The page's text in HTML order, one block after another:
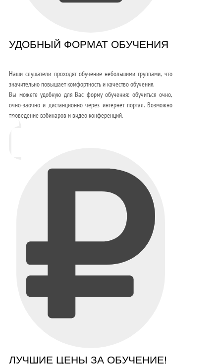
УДОБНЫЙ ФОРМАТ ОБУЧЕНИЯ
Наши слушатели проходят обучение небольшими группами, что
значительно повышает комфортность и качество обучения.
Вы можете удобную для Вас форму обучения: обучиться очно,
очно-заочно и дистанционно через интернет портал. Возможно
проведение вэбинаров и видео конференций.
ЛУЧШИЕ ЦЕНЫ ЗА ОБУЧЕНИЕ!